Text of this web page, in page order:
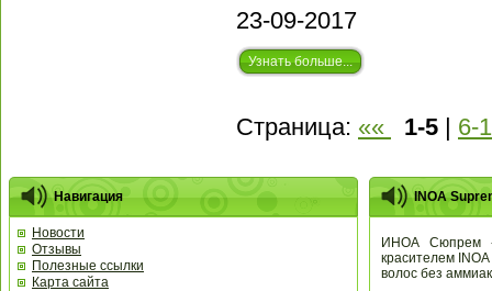
23-09-2017
Узнать больше...
Страница: «« 1-5 | 6-
Навигация
Новости
Отзывы
Полезные ссылки
Карта сайта
INOA
ИНОА Сюпрем -
красителем
волос без